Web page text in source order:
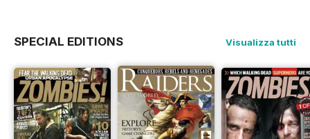
SPECIAL EDITIONS Visualizza tutti